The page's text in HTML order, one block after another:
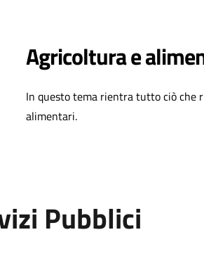
Agricoltura e
In questo tema rientra tutto ciò che
alimentari.
Pubblici